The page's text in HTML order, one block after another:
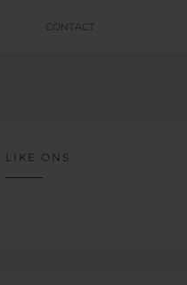
CONTACT
LIKE ONS